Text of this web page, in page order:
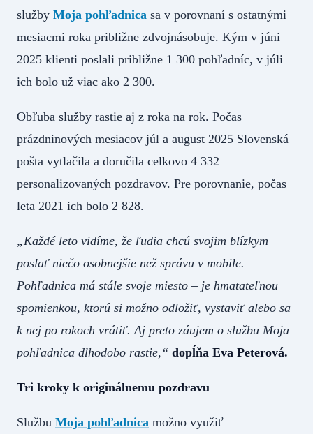
služby Moja pohľadnica sa v porovnaní s ostatnými
mesiacmi roka približne zdvojnásobuje. Kým v júni
2025 klienti poslali približne 1 300 pohľadníc, v júli
ich bolo už viac ako 2 300.
Obľuba služby rastie aj z roka na rok. Počas
prázdninových mesiacov júl a august 2025 Slovenská
pošta vytlačila a doručila celkovo 4 332
personalizovaných pozdravov. Pre porovnanie, počas
leta 2021 ich bolo 2 828.
„Každé leto vidíme, že ľudia chcú svojim blízkym
poslať niečo osobnejšie než správu v mobile.
Pohľadnica má stále svoje miesto – je hmatateľnou
spomienkou, ktorú si možno odložiť, vystaviť alebo sa
k nej po rokoch vrátiť. Aj preto záujem o službu Moja
pohľadnica dlhodobo rastie,“ dopĺňa Eva Peterová.
Tri kroky k originálnemu pozdravu
Službu Moja pohľadnica možno využiť